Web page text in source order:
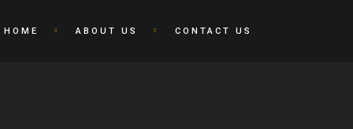
HOME ABOUT US CONTACT US